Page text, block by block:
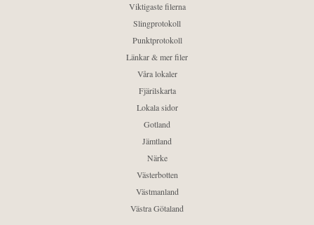
Viktigaste filerna
Slingprotokoll
Punktprotokoll
Länkar & mer filer
Våra lokaler
Fjärilskarta
Lokala sidor
Gotland
Jämtland
Närke
Västerbotten
Västmanland
Västra Götaland